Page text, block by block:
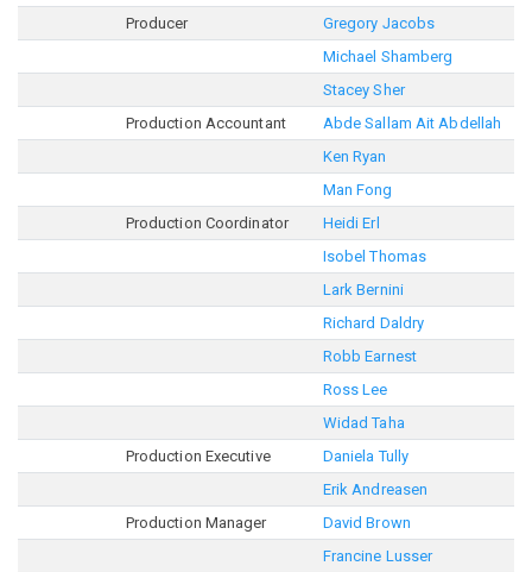
Producer
Gregory Jacobs
Michael Shamberg
Stacey Sher
Production Accountant
Abde Sallam Ait Abdellah
Ken Ryan
Man Fong
Production Coordinator
Heidi Erl
Isobel Thomas
Lark Bernini
Richard Daldry
Robb Earnest
Ross Lee
Widad Taha
Production Executive
Daniela Tully
Erik Andreasen
Production Manager
David Brown
Francine Lusser